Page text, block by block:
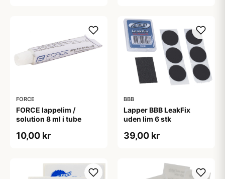
FORCE
FORCE lappelim /
solution 8 ml i tube
10,00 kr
BBB
Lapper BBB LeakFix
uden lim 6 stk
39,00 kr